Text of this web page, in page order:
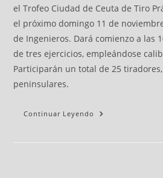
el Trofeo Ciudad de Ceuta de Tiro
el próximo domingo 11 de
de Ingenieros. Dará comienzo a las
de tres ejercicios, empleándose
Participarán un total de 25
peninsulares.
Continuar Leyendo